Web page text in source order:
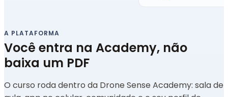
A PLATAFORMA
Você entra na Academy, não
baixa um PDF
O curso roda dentro da Drone Sense Academy: sala de